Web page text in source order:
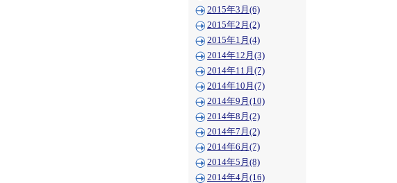
2015年3月(6)
2015年2月(2)
2015年1月(4)
2014年12月(3)
2014年11月(7)
2014年10月(7)
2014年9月(10)
2014年8月(2)
2014年7月(2)
2014年6月(7)
2014年5月(8)
2014年4月(16)